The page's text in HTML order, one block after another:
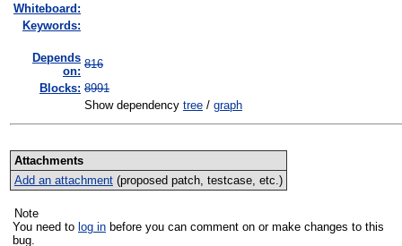
Whiteboard:
Keywords:
Depends
on:
816
Blocks: 8991
Show dependency tree / graph
Attachments
Add an attachment(proposed patch, testcase, etc.)
Note
You need to log in
bug.